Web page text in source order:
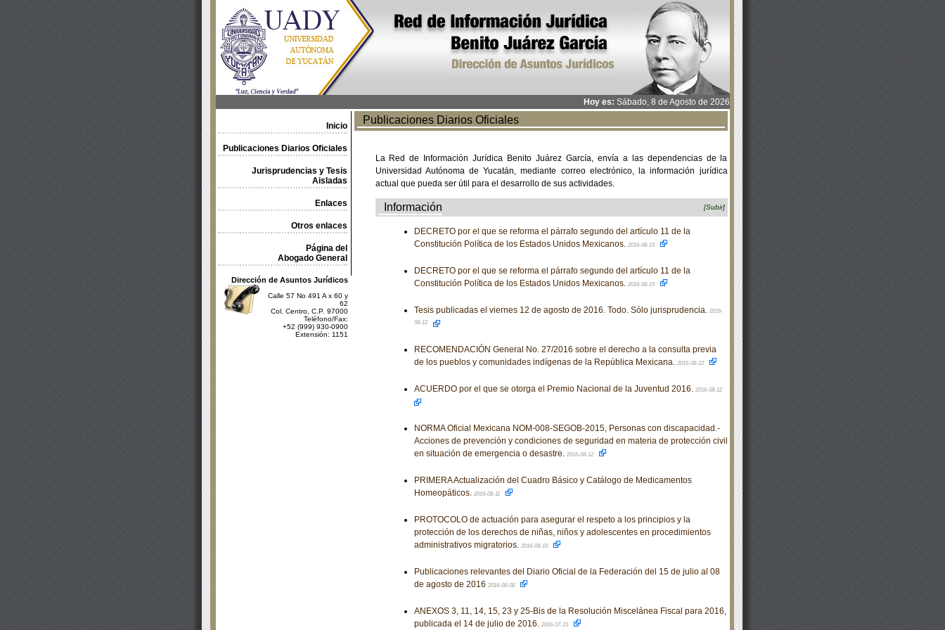
Hoy es: Sábado, 8 de Agosto de 2026
Inicio
Publicaciones Diarios Oficiales
Jurisprudencias y Tesis
Aisladas
Enlaces
Otros enlaces
Página del
Abogado General
Dirección de Asuntos Jurídicos
Calle 57 No 491 A x 60 y
62
Col. Centro, C.P. 97000
Teléfono/Fax:
+52 (999) 930-0900
Extensión: 1151
Publicaciones Diarios Oficiales
La Red de Información Jurídica Benito Juárez García, envía a las dependencias de la
Universidad Autónoma de Yucatán, mediante correo electrónico, la información jurídica
actual que pueda ser útil para el desarrollo de sus actividades.
Información [Subir]
DECRETO por el que se reforma el párrafo segundo del artículo 11 de la
Constitución Política de los Estados Unidos Mexicanos. 2016-08-15
DECRETO por el que se reforma el párrafo segundo del artículo 11 de la
Constitución Política de los Estados Unidos Mexicanos. 2016-08-15
Tesis publicadas el viernes 12 de agosto de 2016. Todo. Sólo jurisprudencia. 2016-
08-12
RECOMENDACIÓN General No. 27/2016 sobre el derecho a la consulta previa
de los pueblos y comunidades indígenas de la República Mexicana. 2016-08-12
ACUERDO por el que se otorga el Premio Nacional de la Juventud 2016. 2016-08-12
NORMA Oficial Mexicana NOM-008-SEGOB-2015, Personas con discapacidad.-
Acciones de prevención y condiciones de seguridad en materia de protección civil
en situación de emergencia o desastre. 2016-08-12
PRIMERA Actualización del Cuadro Básico y Catálogo de Medicamentos
Homeopáticos. 2016-08-11
PROTOCOLO de actuación para asegurar el respeto a los principios y la
protección de los derechos de niñas, niños y adolescentes en procedimientos
administrativos migratorios. 2016-08-10
Publicaciones relevantes del Diario Oficial de la Federación del 15 de julio al 08
de agosto de 2016 2016-08-08
ANEXOS 3, 11, 14, 15, 23 y 25-Bis de la Resolución Miscelánea Fiscal para 2016,
publicada el 14 de julio de 2016. 2016-07-15